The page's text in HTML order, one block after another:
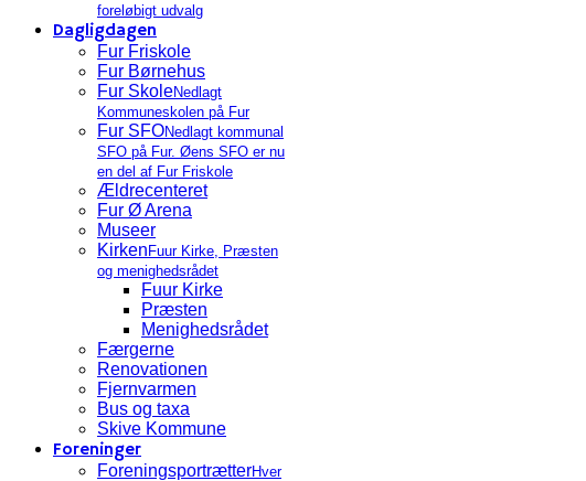
foreløbigt udvalg
Dagligdagen
Fur Friskole
Fur Børnehus
Fur SkoleNedlagt
Kommuneskolen på Fur
Fur SFONedlagt kommunal
SFO på Fur. Øens SFO er nu
en del af Fur Friskole
Ældrecenteret
Fur Ø Arena
Museer
Kirken Fuur Kirke, Præsten
og menighedsrådet
Fuur Kirke
Præsten
Menighedsrådet
Færgerne
Renovationen
Fjernvarmen
Bus og taxa
Skive Kommune
Foreninger
ForeningsportrætterHver